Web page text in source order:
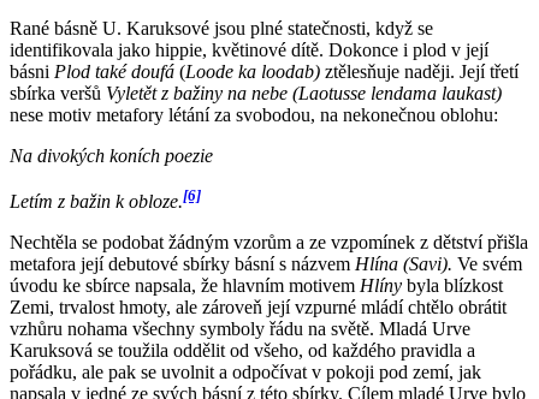
Rané básně U. Karuksové jsou plné statečnosti, když se
identifikovala jako hippie, květinové dítě. Dokonce i plod v její
básni Plod také doufá (Loode ka loodab) ztělesňuje naději. Její třetí
sbírka veršů Vyletět z bažiny na nebe (Laotusse lendama laukast)
nese motiv metafory létání za svobodou, na nekonečnou oblohu:
Na divokých koních poezie
Letím z bažin k obloze.[6]
Nechtěla se podobat žádným vzorům a ze vzpomínek z dětství přišla
metafora její debutové sbírky básní s názvem Hlína (Savi). Ve svém
úvodu ke sbírce napsala, že hlavním motivem Hlíny byla blízkost
Zemi, trvalost hmoty, ale zároveň její vzpurné mládí chtělo obrátit
vzhůru nohama všechny symboly řádu na světě. Mladá Urve
Karuksová se toužila oddělit od všeho, od každého pravidla a
pořádku, ale pak se uvolnit a odpočívat v pokoji pod zemí, jak
napsala v jedné ze svých básní z této sbírky. Cílem mladé Urve bylo